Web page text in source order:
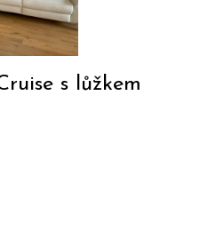
a
s lůžkem